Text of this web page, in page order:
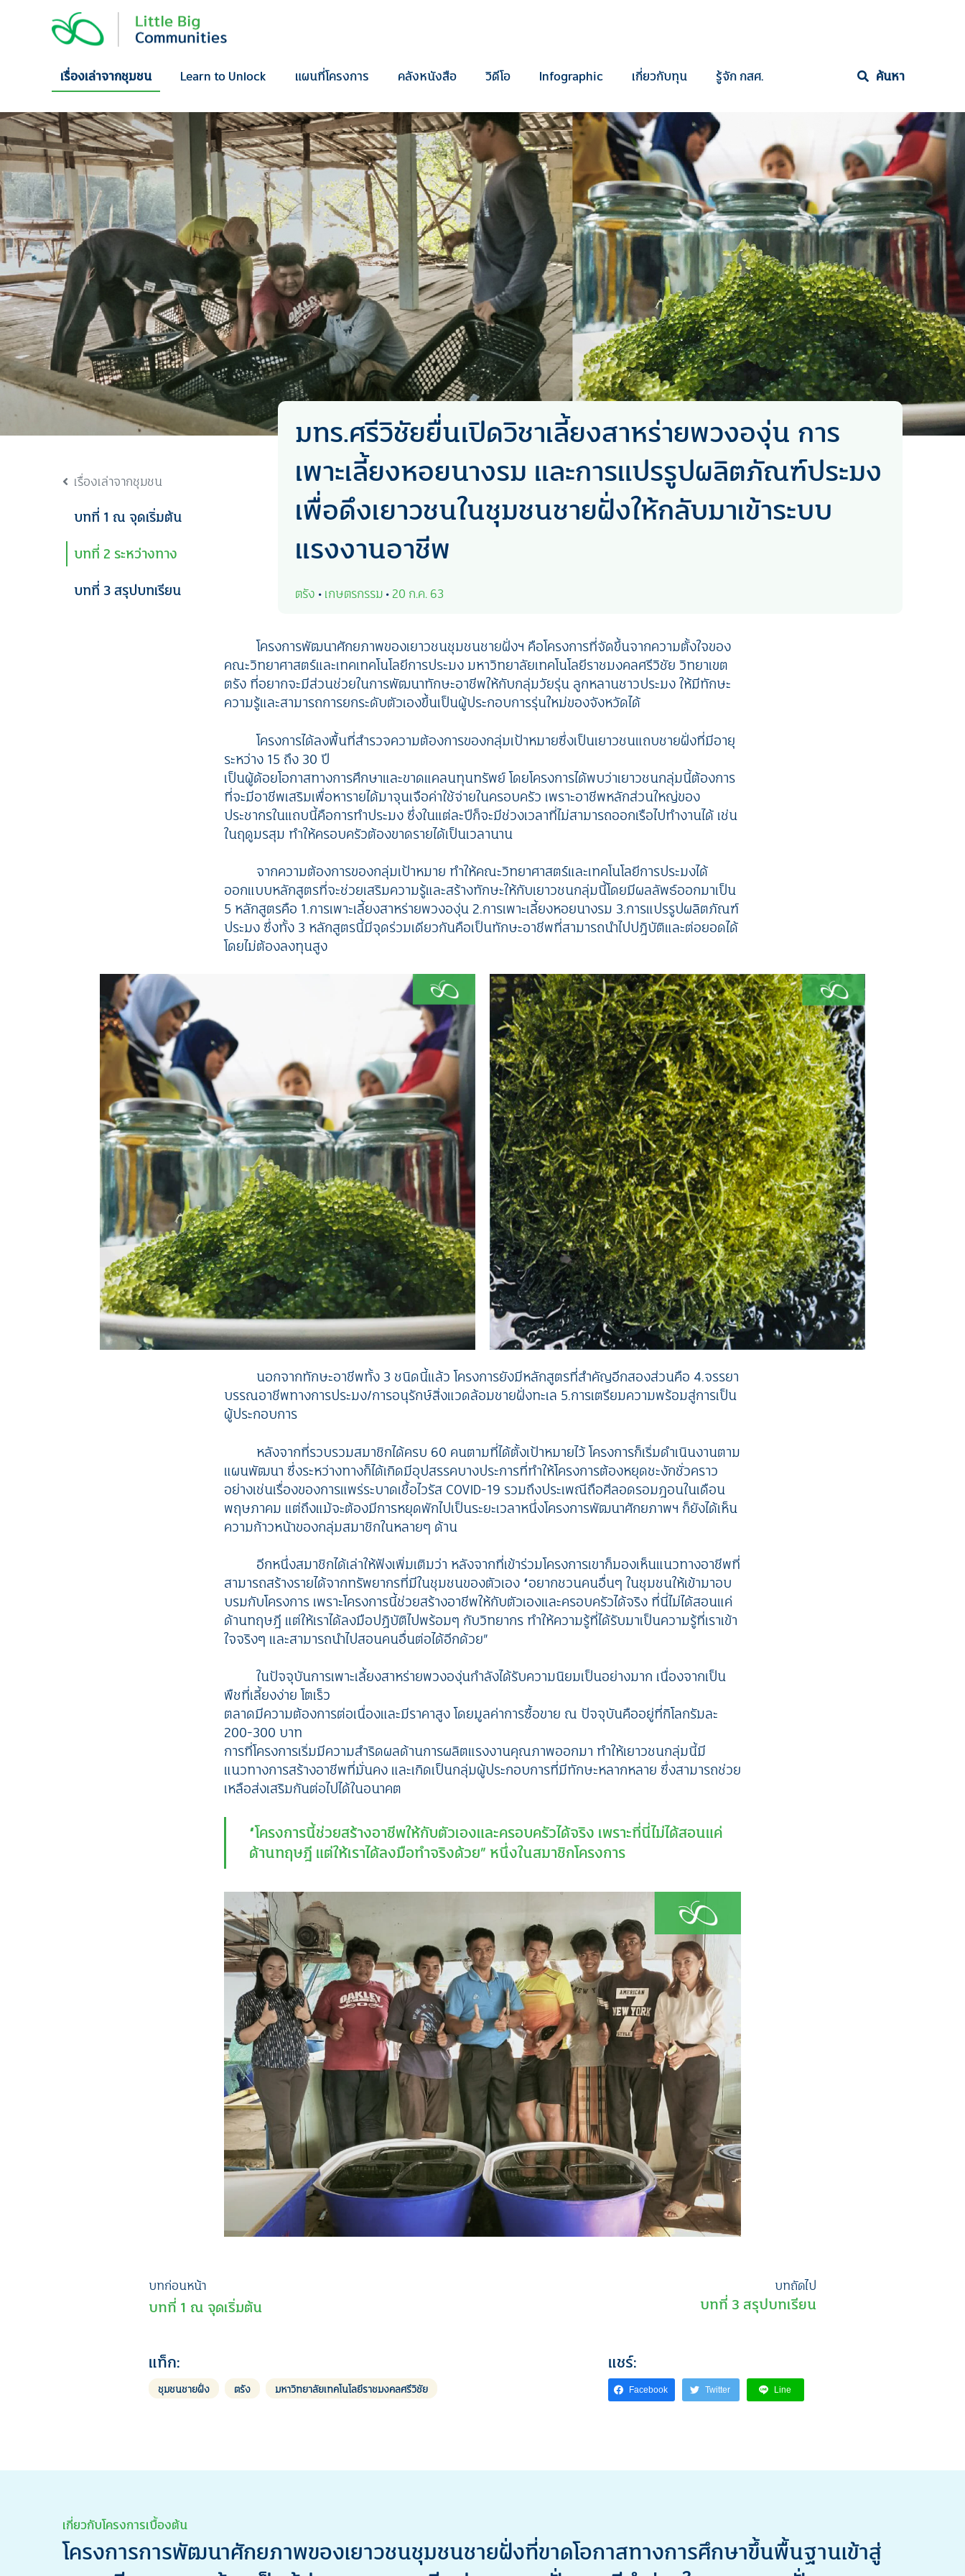
เรื่องเล่าจากชุมชน
Learn to Unlock แผนที่โครงการ คลังหนังสือ วิดีโอ Infographic เกี่ยวกับทุน รู้จัก กสศ. ค้นหา
เรื่องเล่าจากชุมชน
บทที่ 1 ณ จุดเริ่มต้น
บทที่ 2 ระหว่างทาง
บทที่ 3 สรุปบทเรียน
มทร.ศรีวิชัยยื่นเปิดวิชาเลี้ยงสาหร่ายพวงองุ่น การ
เพาะเลี้ยงหอยนางรม และการแปรรูปผลิตภัณฑ์ประมง
เพื่อดึงเยาวชนในชุมชนชายฝั่งให้กลับมาเข้าระบบ
แรงงานอาชีพ
ตรัง • เกษตรกรรม • 20 ก.ค. 63
โครงการพัฒนาศักยภาพของเยาวชนชุมชนชายฝั่งฯ คือโครงการที่จัดขึ้นจากความตั้งใจของ
คณะวิทยาศาสตร์และเทคเทคโนโลยีการประมง มหาวิทยาลัยเทคโนโลยีราชมงคลศรีวิชัย วิทยาเขต
ตรัง ที่อยากจะมีส่วนช่วยในการพัฒนาทักษะอาชีพให้กับกลุ่มวัยรุ่น ลูกหลานชาวประมง ให้มีทักษะ
ความรู้และสามารถการยกระดับตัวเองขึ้นเป็นผู้ประกอบการรุ่นใหม่ของจังหวัดได้
โครงการได้ลงพื้นที่สำรวจความต้องการของกลุ่มเป้าหมายซึ่งเป็นเยาวชนแถบชายฝั่งที่มีอายุ
ระหว่าง 15 ถึง 30 ปี
เป็นผู้ด้อยโอกาสทางการศึกษาและขาดแคลนทุนทรัพย์ โดยโครงการได้พบว่าเยาวชนกลุ่มนี้ต้องการ
ที่จะมีอาชีพเสริมเพื่อหารายได้มาจุนเจือค่าใช้จ่ายในครอบครัว เพราะอาชีพหลักส่วนใหญ่ของ
ประชากรในแถบนี้คือการทำประมง ซึ่งในแต่ละปีก็จะมีช่วงเวลาที่ไม่สามารถออกเรือไปทำงานได้ เช่น
ในฤดูมรสุม ทำให้ครอบครัวต้องขาดรายได้เป็นเวลานาน
จากความต้องการของกลุ่มเป้าหมาย ทำให้คณะวิทยาศาสตร์และเทคโนโลยีการประมงได้
ออกแบบหลักสูตรที่จะช่วยเสริมความรู้และสร้างทักษะให้กับเยาวชนกลุ่มนี้โดยมีผลลัพธ์ออกมาเป็น
5 หลักสูตรคือ 1.การเพาะเลี้ยงสาหร่ายพวงองุ่น 2.การเพาะเลี้ยงหอยนางรม 3.การแปรรูปผลิตภัณฑ์
ประมง ซึ่งทั้ง 3 หลักสูตรนี้มีจุดร่วมเดียวกันคือเป็นทักษะอาชีพที่สามารถนำไปปฏิบัติและต่อยอดได้
โดยไม่ต้องลงทุนสูง
นอกจากทักษะอาชีพทั้ง 3 ชนิดนี้แล้ว โครงการยังมีหลักสูตรที่สำคัญอีกสองส่วนคือ 4.จรรยา
บรรณอาชีพทางการประมง/การอนุรักษ์สิ่งแวดล้อมชายฝั่งทะเล 5.การเตรียมความพร้อมสู่การเป็น
ผู้ประกอบการ
หลังจากที่รวบรวมสมาชิกได้ครบ 60 คนตามที่ได้ตั้งเป้าหมายไว้ โครงการก็เริ่มดำเนินงานตาม
แผนพัฒนา ซึ่งระหว่างทางก็ได้เกิดมีอุปสรรคบางประการที่ทำให้โครงการต้องหยุดชะงักชั่วคราว
อย่างเช่นเรื่องของการแพร่ระบาดเชื้อไวรัส COVID-19 รวมถึงประเพณีถือศีลอดรอมฎอนในเดือน
พฤษภาคม แต่ถึงแม้จะต้องมีการหยุดพักไปเป็นระยะเวลาหนึ่งโครงการพัฒนาศักยภาพฯ ก็ยังได้เห็น
ความก้าวหน้าของกลุ่มสมาชิกในหลายๆ ด้าน
อีกหนึ่งสมาชิกได้เล่าให้ฟังเพิ่มเติมว่า หลังจากที่เข้าร่วมโครงการเขาก็มองเห็นแนวทางอาชีพที่
สามารถสร้างรายได้จากทรัพยากรที่มีในชุมชนของตัวเอง “อยากชวนคนอื่นๆ ในชุมชนให้เข้ามาอบ
บรมกับโครงการ เพราะโครงการนี้ช่วยสร้างอาชีพให้กับตัวเองและครอบครัวได้จริง ที่นี่ไม่ได้สอนแค่
ด้านทฤษฎี แต่ให้เราได้ลงมือปฏิบัติไปพร้อมๆ กับวิทยากร ทำให้ความรู้ที่ได้รับมาเป็นความรู้ที่เราเข้า
ใจจริงๆ และสามารถนำไปสอนคนอื่นต่อได้อีกด้วย”
ในปัจจุบันการเพาะเลี้ยงสาหร่ายพวงองุ่นกำลังได้รับความนิยมเป็นอย่างมาก เนื่องจากเป็น
พืชที่เลี้ยงง่าย โตเร็ว
ตลาดมีความต้องการต่อเนื่องและมีราคาสูง โดยมูลค่าการซื้อขาย ณ ปัจจุบันคืออยู่ที่กิโลกรัมละ
200-300 บาท
การที่โครงการเริ่มมีความสำริดผลด้านการผลิตแรงงานคุณภาพออกมา ทำให้เยาวชนกลุ่มนี้มี
แนวทางการสร้างอาชีพที่มั่นคง และเกิดเป็นกลุ่มผู้ประกอบการที่มีทักษะหลากหลาย ซึ่งสามารถช่วย
เหลือส่งเสริมกันต่อไปได้ในอนาคต
“โครงการนี้ช่วยสร้างอาชีพให้กับตัวเองและครอบครัวได้จริง เพราะที่นี่ไม่ได้สอนแค่
ด้านทฤษฎี แต่ให้เราได้ลงมือทำจริงด้วย” หนึ่งในสมาชิกโครงการ
เมนู
นำทาง
เรื่อง
บทก่อนหน้า
บทที่ 1 ณ จุดเริ่มต้น
บทถัดไป
บทที่ 3 สรุปบทเรียน
แท็ก:
ชุมชนชายฝั่ง ตรัง มหาวิทยาลัยเทคโนโลยีราชมงคลศรีวิชัย
แชร์:
Facebook Twitter Line
เกี่ยวกับโครงการเบื้องต้น
โครงการการพัฒนาศักยภาพของเยาวชนชุมชนชายฝั่งที่ขาดโอกาสทางการศึกษาขึ้นพื้นฐานเข้าสู่